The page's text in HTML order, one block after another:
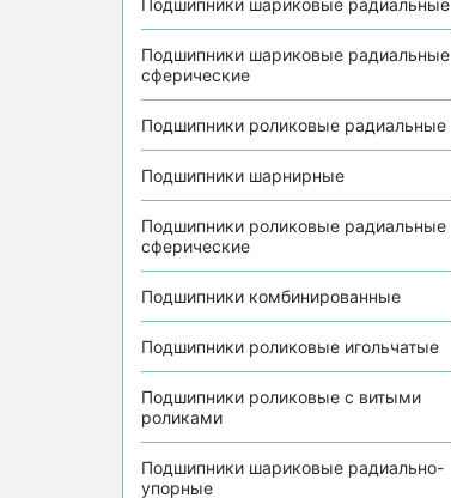
Подшипники шариковые радиальные
Подшипники шариковые радиальные
сферические
Подшипники роликовые радиальные
Подшипники шарнирные
Подшипники роликовые радиальные
сферические
Подшипники комбинированные
Подшипники роликовые игольчатые
Подшипники роликовые с витыми
роликами
Подшипники шариковые радиально-
упорные